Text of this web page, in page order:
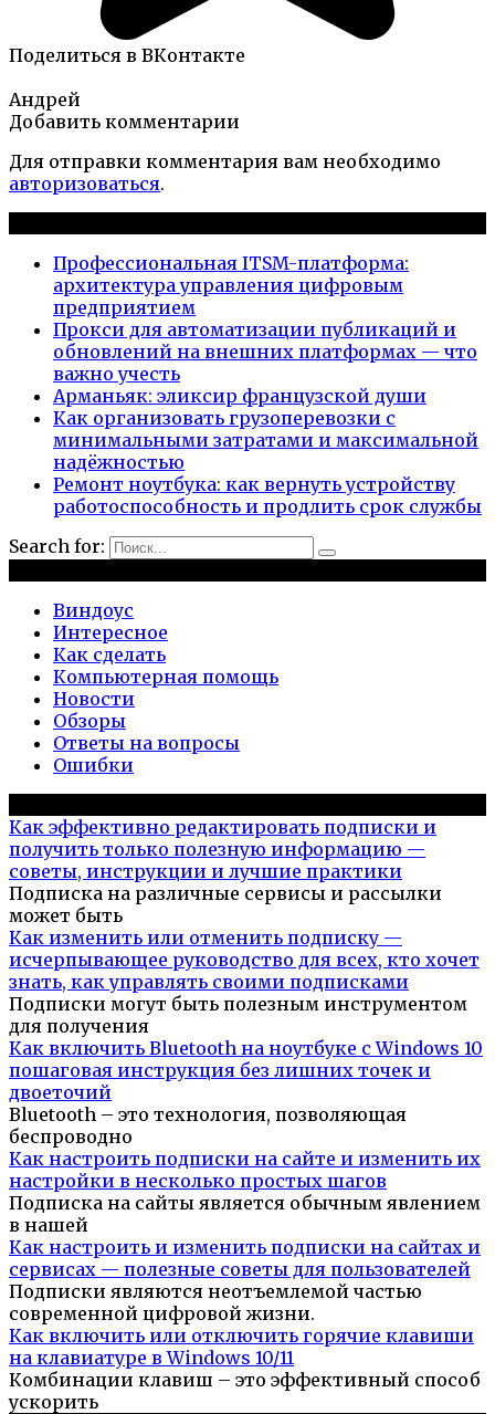
Поделиться в ВКонтакте
Андрей
Добавить комментарии
Для отправки комментария вам необходимо
авторизоваться.
Профессиональная ITSM-платформа:
архитектура управления цифровым
предприятием
Прокси для автоматизации публикаций и
обновлений на внешних платформах — что
важно учесть
Арманьяк: эликсир французской души
Как организовать грузоперевозки с
минимальными затратами и максимальной
надёжностью
Ремонт ноутбука: как вернуть устройству
работоспособность и продлить срок службы
Search for:
Виндоус
Интересное
Как сделать
Компьютерная помощь
Новости
Обзоры
Ответы на вопросы
Ошибки
Как эффективно редактировать подписки и
получить только полезную информацию —
советы, инструкции и лучшие практики
Подписка на различные сервисы и рассылки
может быть
Как изменить или отменить подписку —
исчерпывающее руководство для всех, кто хочет
знать, как управлять своими подписками
Подписки могут быть полезным инструментом
для получения
Как включить Bluetooth на ноутбуке с Windows 10
пошаговая инструкция без лишних точек и
двоеточий
Bluetooth – это технология, позволяющая
беспроводно
Как настроить подписки на сайте и изменить их
настройки в несколько простых шагов
Подписка на сайты является обычным явлением
в нашей
Как настроить и изменить подписки на сайтах и
сервисах — полезные советы для пользователей
Подписки являются неотъемлемой частью
современной цифровой жизни.
Как включить или отключить горячие клавиши
на клавиатуре в Windows 10/11
Комбинации клавиш – это эффективный способ
ускорить